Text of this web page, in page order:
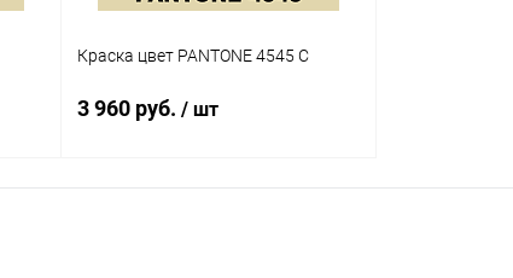
Краска цвет PANTONE 4545 C
3 960 руб. / шт